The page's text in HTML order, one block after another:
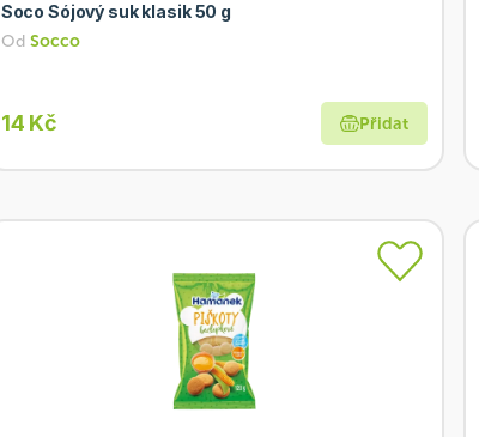
Soco Sójový suk klasik 50 g
Od Socco
14 Kč Přidat